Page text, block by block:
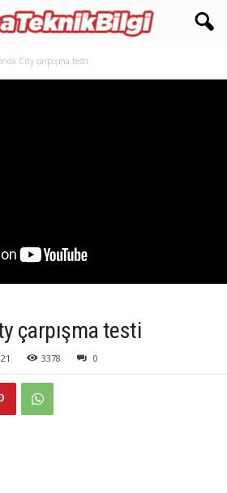
City çarpışma testi
çarpışma testi
3378 0